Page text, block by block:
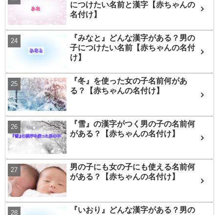
につけたい名前と漢字【赤ちゃんの
名付け】
『みなと』どんな漢字がある？男の
子につけたい名前【赤ちゃんの名付
け】
『冬』を使った女の子名前何があ
る？【赤ちゃんの名付け】
『雪』の漢字がつく男の子の名前何
がある？【赤ちゃんの名付け】
男の子にも女の子にも使える名前何
がある？【赤ちゃんの名付け】
『いおり』どんな漢字がある？男の